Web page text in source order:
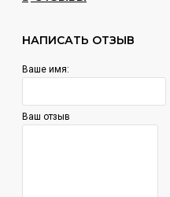
НАПИСАТЬ ОТЗЫВ
Ваше имя:
Ваш отзыв